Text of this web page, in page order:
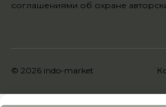
соглашениями об охране
© 2026 indo-market